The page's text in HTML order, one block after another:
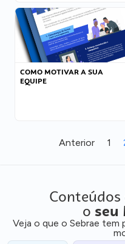
COMO MOTIVAR A SUA
EQUIPE
Anterior 1
o seu
Veja o que o Sebrae tem